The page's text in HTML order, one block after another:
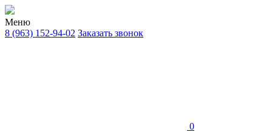
Меню
8 (963) 152-94-02 Заказать звонок
0